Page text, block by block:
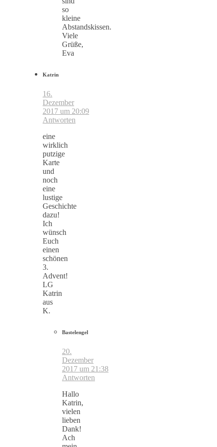
so
kleine
Abstandskissen.
Viele
Grüße,
Eva
Katrin
16.
Dezember
2017 um 20:09
Antworten
eine
wirklich
putzige
Karte
und
noch
eine
lustige
Geschichte
dazu!
Ich
wünsch
Euch
einen
schönen
3.
Advent!
LG
Katrin
aus
K.
Bastelengel
20.
Dezember
2017 um 21:38
Antworten
Hallo
Katrin,
vielen
lieben
Dank!
Ach